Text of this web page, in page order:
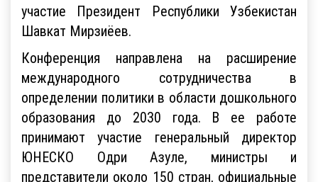
участие Президент Республики Узбекистан
Шавкат Мирзиёев.
Конференция направлена ​​на расширение
международного сотрудничества в
определении политики в области дошкольного
образования до 2030 года. В ее работе
принимают участие генеральный директор
ЮНЕСКО Одри Азуле, министры и
представители около 150 стран, официальные